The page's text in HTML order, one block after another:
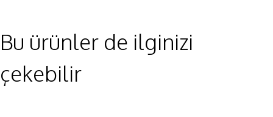
Bu ürünler de ilginizi
çekebilir